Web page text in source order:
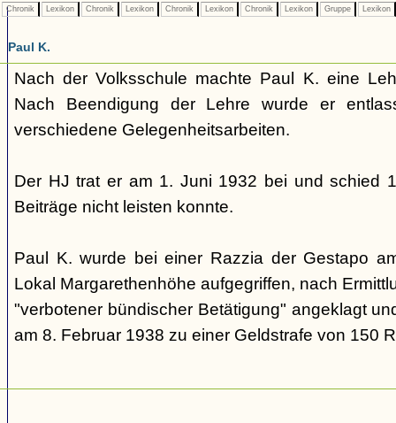
Chronik Lexikon Chronik Lexikon Chronik Lexikon Chronik Lexikon Gruppe Lexikon
Paul K.
Nach der Volksschule machte Paul K. eine
Nach Beendigung der Lehre wurde er
verschiedene Gelegenheitsarbeiten.
Der HJ trat er am 1. Juni 1932 bei und schied
Beiträge nicht leisten konnte.
Paul K. wurde bei einer Razzia der Gestapo
Lokal Margarethenhöhe aufgegriffen, nach
"verbotener bündischer Betätigung" angeklagt
am 8. Februar 1938 zu einer Geldstrafe von 150